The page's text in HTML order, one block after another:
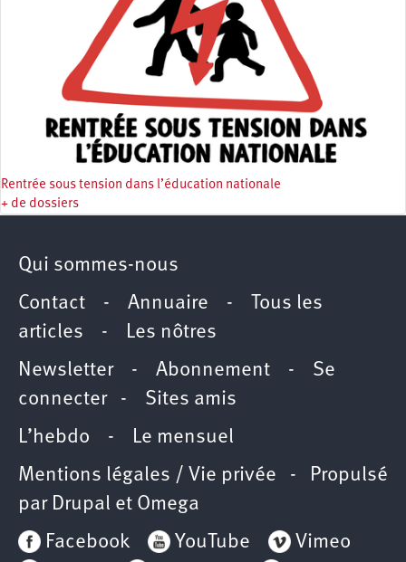
Rentrée sous tension dans l’éducation nationale
+ de dossiers
Qui sommes-nous
Contact - Annuaire -
Tous les
articles - Les nôtres
Newsletter- Abonnement - Se
connecter- Sites amis
L’hebdo - Le mensuel
Mentions légales / Vie privée - Propulsé
par Drupal et Omega
Facebook
YouTube
Vimeo